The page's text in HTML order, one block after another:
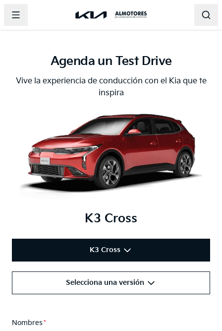
Abrir menu principalPágina principal de Almotores
Página principal de
Agenda un Test Drive
Vive la experiencia de conducción con el Kia que te
inspira
K3 Cross
K3 Cross
Selecciona una versión
Nombres